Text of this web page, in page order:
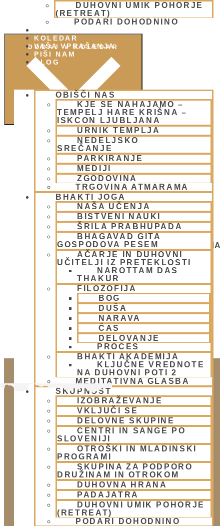
DUHOVNI UMIK POHORJE
(RETREAT)
PODARI DOHODNINO
KOLEDAR
VAŠA VPRAŠANJA
PIŠI NAM
BLOG
OBIŠČI NAS
KJE SE NAHAJAMO –
TEMPELJ HARE KRIŠNA –
ISKCON LJUBLJANA
URNIK TEMPLJA
NEDELJSKO
SREČANJE
PARKIRANJE
MEDIJI
ZGODOVINA
TRGOVINA ATMARAMA
BHAKTI JOGA
NAŠA UČENJA
BISTVENI NAUKI
ŠRILA PRABHUPADA
BHAGAVAD GITA
GOSPODOVA PESEM
AČARJE IN DUHOVNI
UČITELJI IZ PRETEKLOSTI
NAROTTAM DAS
THAKUR
FILOZOFIJA
BOG
DUŠA
NARAVA
ČAS
DELOVANJE
PROCES
BHAKTI AKADEMIJA
KLJUČNE VREDNOTE
NA DUHOVNI POTI 2
MEDITATIVNA GLASBA
SKUPNOST
IZOBRAŽEVANJE
VKLJUČI SE
DELOVNE SKUPINE
CENTRI IN SANGE PO
SLOVENIJI
OTROŠKI IN MLADINSKI
PROGRAMI
SKUPINA ZA PODPORO
DRUŽINAM IN OTROKOM
DUHOVNA HRANA
PADAJATRA
DUHOVNI UMIK POHORJE
(RETREAT)
PODARI DOHODNINO
NEDELJSKO SREČANJE - CENTER HARE KRIŠNA
LJUBLJANA
OGNJENO ŽRTVOVANJE - NARASIMHA JAGJA -
VSAKO SOBOTO
Klikni gumb spodaj.
Doniraj
Obišči nas